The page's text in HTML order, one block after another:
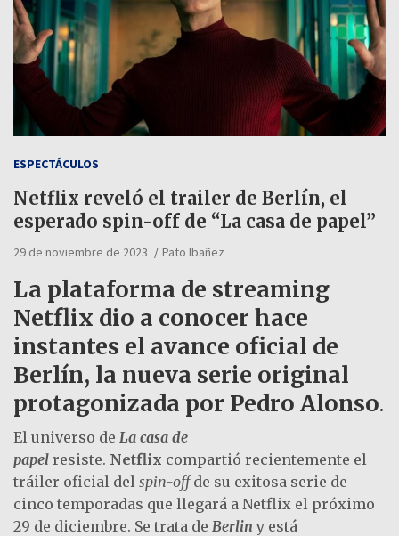
ESPECTÁCULOS
Netflix reveló el trailer de Berlín, el
esperado spin-off de “La casa de papel”
29 de noviembre de 2023 Pato Ibañez
La plataforma de streaming
Netflix dio a conocer hace
instantes el avance oficial de
Berlín, la nueva serie original
protagonizada por Pedro Alonso.
El universo de La casa de
papel resiste. Netflix compartió recientemente el
tráiler oficial del spin-offde su exitosa serie de
cinco temporadas que llegará a Netflix el próximo
29 de diciembre. Se trata de Berlin y está